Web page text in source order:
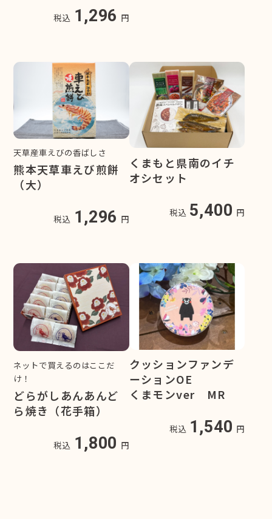
税込 1,296 円
天草産車えびの香ばしさ
熊本天草車えび煎餅
（大）
税込 1,296 円
くまもと県南のイチ
オシセット
税込 5,400 円
ネットで買えるのはここだ
け！
どらがしあんあんど
ら焼き（花手箱）
税込 1,800 円
クッションファンデ
ーションOE
くまモンver MR
税込 1,540 円